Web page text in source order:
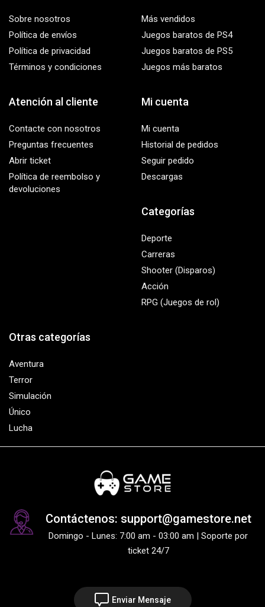
Sobre nosotros
Política de envíos
Política de privacidad
Términos y condiciones
Más vendidos
Juegos baratos de PS4
Juegos baratos de PS5
Juegos más baratos
Atención al cliente
Contacte con nosotros
Preguntas frecuentes
Abrir ticket
Política de reembolso y
devoluciones
Mi cuenta
Mi cuenta
Historial de pedidos
Seguir pedido
Descargas
Categorías
Deporte
Carreras
Shooter (Disparos)
Acción
RPG (Juegos de rol)
Otras categorías
Aventura
Terror
Simulación
Único
Lucha
Contáctenos: support@gamestore.net
Domingo - Lunes: 7:00 am - 03:00 am | Soporte por
ticket 24/7
Enviar Mensaje